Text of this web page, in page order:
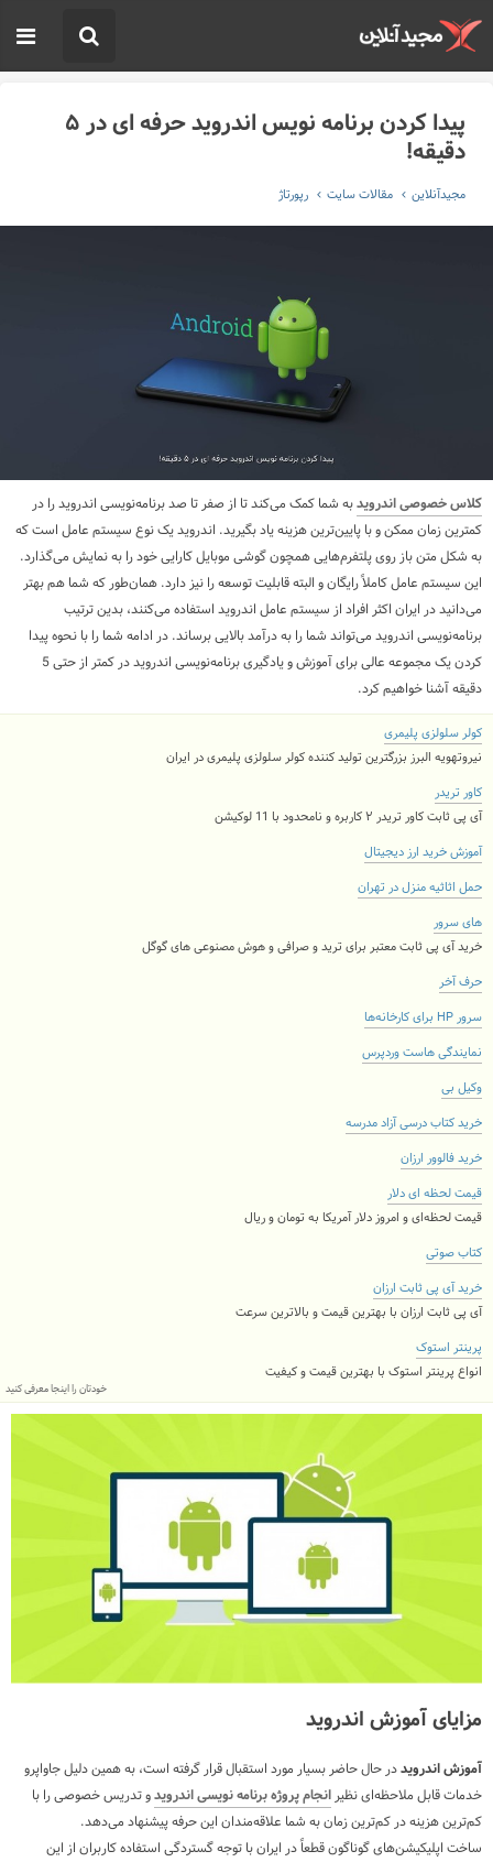
پیدا کردن برنامه نویس اندروید حرفه ای در ۵
دقیقه!
مجیدآنلاین مقالات سایت رپورتاژ
کلاس خصوصی اندرویدبه شما کمک می‌کند تا از صفر تا صد برنامه‌نویسی اندروید را در
کمترین زمان ممکن و با پایین‌ترین هزینه یاد بگیرید. اندروید یک نوع سیستم عامل است که
به شکل متن باز روی پلتفرم‌هایی همچون گوشی موبایل کارایی خود را به نمایش می‌گذارد.
این سیستم عامل کاملاً رایگان و البته قابلیت توسعه را نیز دارد. همان‌طور که شما هم بهتر
می‌دانید در ایران اکثر افراد از سیستم عامل اندروید استفاده می‌کنند، بدین ترتیب
برنامه‌نویسی اندروید می‌تواند شما را به درآمد بالایی برساند. در ادامه شما را با نحوه پیدا
کردن یک مجموعه عالی برای آموزش و یادگیری برنامه‌نویسی اندروید در کمتر از حتی 5
دقیقه آشنا خواهیم کرد.
کولر سلولزی پلیمری
نیروتهویه البرز بزرگترین تولید کننده کولر سلولزی پلیمری در ایران
کاور تریدر
آی پی ثابت کاور تریدر ۲ کاربره و نامحدود با 11 لوکیشن
آموزش خرید ارز دیجیتال
حمل اثاثیه منزل در تهران
های سرور
خرید آی پی ثابت معتبر برای ترید و صرافی و هوش مصنوعی های گوگل
حرف آخر
سرور HP برای کارخانه‌ها
نمایندگی هاست وردپرس
وکیل بی
خرید کتاب درسی آزاد مدرسه
خرید فالوور ارزان
قیمت لحظه ای دلار
قیمت لحظه‌ای و امروز دلار آمریکا به تومان و ریال
کتاب صوتی
خرید آی پی ثابت ارزان
آی پی ثابت ارزان با بهترین قیمت و بالاترین سرعت
پرینتر استوک
انواع پرینتر استوک با بهترین قیمت و کیفیت
خودتان را اینجا معرفی کنید
مزایای آموزش اندروید
آموزش اندرویددر حال حاضر بسیار مورد استقبال قرار گرفته است، به همین دلیل جاواپرو
خدمات قابل ملاحظه‌ای نظیرانجام پروژه برنامه نویسی اندرویدو تدریس خصوصی را با
کم‌ترین هزینه در کم‌ترین زمان به شما علاقه‌مندان این حرفه پیشنهاد می‌دهد.
ساخت اپلیکیشن‌های گوناگون قطعاً در ایران با توجه گستردگی استفاده کاربران از این